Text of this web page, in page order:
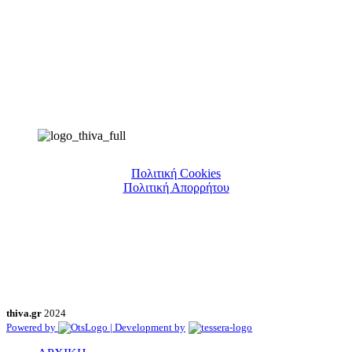
Πολιτική Cookies
Πολιτική Απορρήτου
thiva.gr 2024
Powered by
| Development by